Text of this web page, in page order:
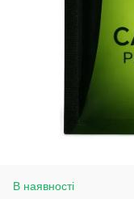
В наявності